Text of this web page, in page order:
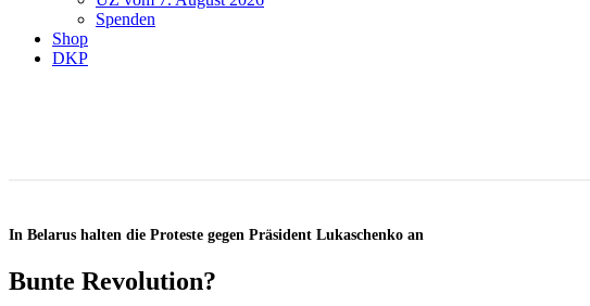
Spenden
Shop
DKP
In Belarus halten die Proteste gegen Präsident Lukaschenko an
Bunte Revolution?